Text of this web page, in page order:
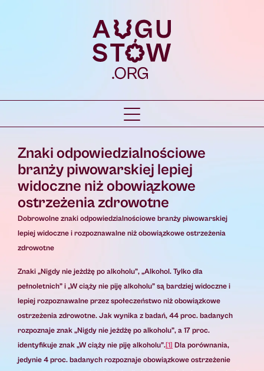
Znaki odpowiedzialnościowe
branży piwowarskiej lepiej
widoczne niż obowiązkowe
ostrzeżenia zdrowotne
Dobrowolne znaki odpowiedzialnościowe branży piwowarskiej
lepiej widoczne i rozpoznawalne niż obowiązkowe ostrzeżenia
zdrowotne
Znaki „Nigdy nie jeżdżę po alkoholu”, „Alkohol. Tylko dla
pełnoletnich” i „W ciąży nie piję alkoholu” są bardziej widoczne i
lepiej rozpoznawalne przez społeczeństwo niż obowiązkowe
ostrzeżenia zdrowotne. Jak wynika z badań, 44 proc. badanych
rozpoznaje znak „Nigdy nie jeżdżę po alkoholu”, a 17 proc.
identyfikuje znak „W ciąży nie piję alkoholu”.[1] Dla porównania,
jedynie 4 proc. badanych rozpoznaje obowiązkowe ostrzeżenie